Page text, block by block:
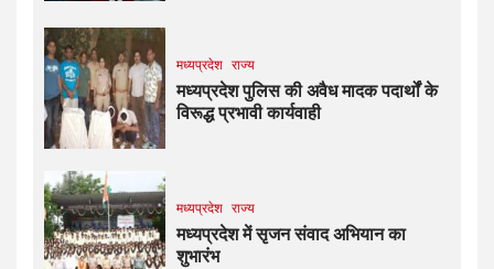
मध्यप्रदेश राज्य
मध्यप्रदेश पुलिस की अवैध मादक पदार्थों के
विरूद्ध प्रभावी कार्यवाही
मध्यप्रदेश राज्य
मध्यप्रदेश में सृजन संवाद अभियान का
शुभारंभ